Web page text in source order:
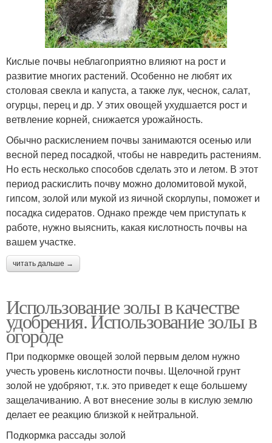
Кислые почвы неблагоприятно влияют на рост и
развитие многих растений. Особенно не любят их
столовая свекла и капуста, а также лук, чеснок, салат,
огурцы, перец и др. У этих овощей ухудшается рост и
ветвление корней, снижается урожайность.
Обычно раскислением почвы занимаются осенью или
весной перед посадкой, чтобы не навредить растениям.
Но есть несколько способов сделать это и летом. В этот
период раскислить почву можно доломитовой мукой,
гипсом, золой или мукой из яичной скорлупы, поможет и
посадка сидератов. Однако прежде чем приступать к
работе, нужно выяснить, какая кислотность почвы на
вашем участке.
читать дальше →
Использование золы в качестве
удобрения. Использование золы в
огороде
При подкормке овощей золой первым делом нужно
учесть уровень кислотности почвы. Щелочной грунт
золой не удобряют, т.к. это приведет к еще большему
защелачиванию. А вот внесение золы в кислую землю
делает ее реакцию близкой к нейтральной.
Подкормка рассады золой